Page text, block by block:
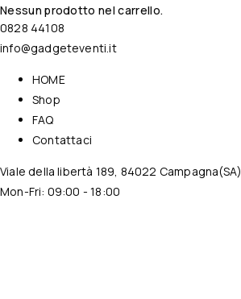
Nessun prodotto nel carrello.
0828 44108
info@gadgeteventi.it
HOME
Shop
FAQ
Contattaci
Viale della libertà 189, 84022 Campagna(SA)
Mon-Fri: 09:00 - 18:00